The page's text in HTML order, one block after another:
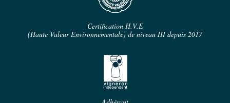
Certification H.V.E
(Haute Valeur Environnementale) de niveau III depuis 2017